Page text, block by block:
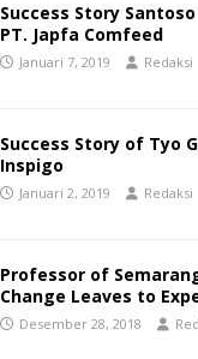
Success Story
PT. Japfa Comfeed
Januari 7, 2019 Redaksi
Success Story of Tyo
Inspigo
Januari 2, 2019 Redaksi
Professor of
Change Leaves to
Desember 28, 2018